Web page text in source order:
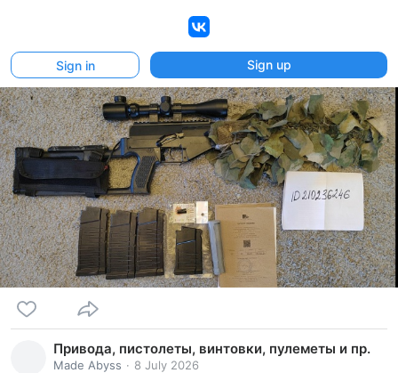
Sign in Sign up
Привода, пистолеты, винтовки, пулеметы и пр.
Made Abyss 8 July 2026